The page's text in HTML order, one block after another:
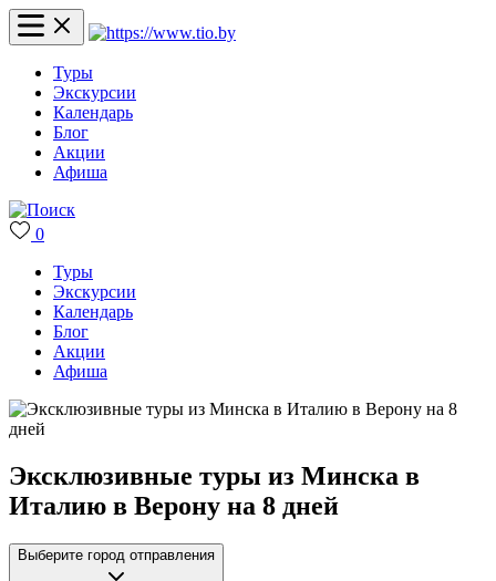
Туры
Экскурсии
Календарь
Блог
Акции
Афиша
0
Туры
Экскурсии
Календарь
Блог
Акции
Афиша
Эксклюзивные туры из Минска в
Италию в Верону на 8 дней
Выберите город отправления